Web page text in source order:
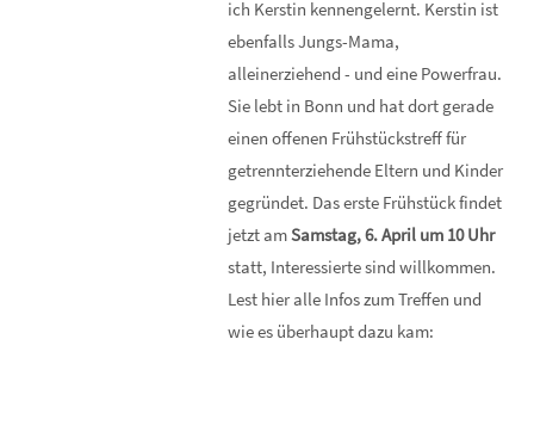
ich Kerstin kennengelernt. Kerstin ist
ebenfalls Jungs-Mama,
alleinerziehend - und eine Powerfrau.
Sie lebt in Bonn und hat dort gerade
einen offenen Frühstückstreff für
getrennterziehende Eltern und Kinder
gegründet. Das erste Frühstück findet
jetzt amSamstag, 6. April um 10 Uhr
statt, Interessierte sind willkommen.
Lest hier alle Infos zum Treffen und
wie es überhaupt dazu kam: